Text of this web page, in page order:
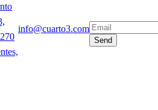
info@cuarto3.com
Send